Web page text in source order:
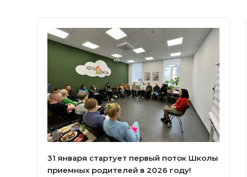
31 января стартует первый поток Школы
приемных родителей в 2026 году!